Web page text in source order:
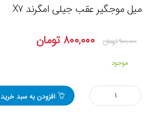
میل موجگیر عقب جیلی امگرند X7
۹۰۰,۰۰۰تومان ۸۰۰,۰۰۰ تومان
موجود
مقدار
میل
افزودن به سبد خرید